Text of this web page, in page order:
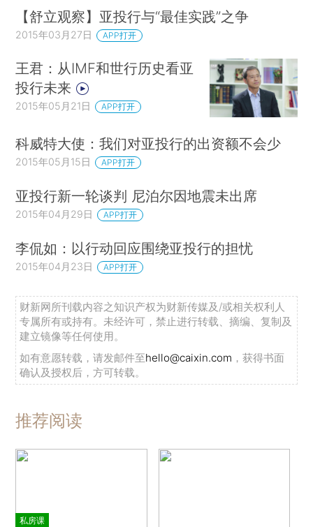
【舒立观察】亚投行与“最佳实践”之争
2015年03月27日 APP打开
王君：从IMF和世行历史看亚
投行未来
2015年05月21日 APP打开
科威特大使：我们对亚投行的出资额不会少
2015年05月15日 APP打开
亚投行新一轮谈判 尼泊尔因地震未出席
2015年04月29日 APP打开
李侃如：以行动回应围绕亚投行的担忧
2015年04月23日 APP打开
财新网所刊载内容之知识产权为财新传媒及/或相关权利人
专属所有或持有。未经许可，禁止进行转载、摘编、复制及
建立镜像等任何使用。
如有意愿转载，请发邮件至hello@caixin.com ，获得书面
确认及授权后，方可转载。
推荐阅读
私房课